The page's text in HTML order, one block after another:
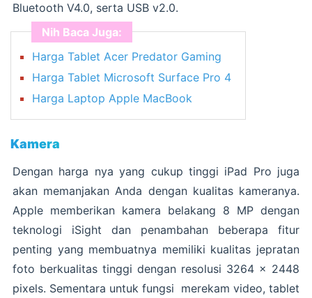
Bluetooth V4.0, serta USB v2.0.
Nih Baca Juga:
Harga Tablet Acer Predator Gaming
Harga Tablet Microsoft Surface Pro 4
Harga Laptop Apple MacBook
Kamera
Dengan harga nya yang cukup tinggi iPad Pro juga
akan memanjakan Anda dengan kualitas kameranya.
Apple memberikan kamera belakang 8 MP dengan
teknologi iSight dan penambahan beberapa fitur
penting yang membuatnya memiliki kualitas jepratan
foto berkualitas tinggi dengan resolusi 3264 x 2448
pixels. Sementara untuk fungsi merekam video, tablet